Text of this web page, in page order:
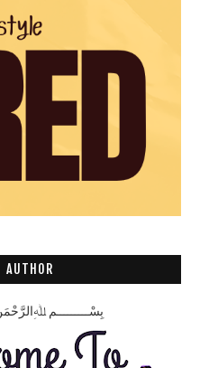
AUTHOR
بِسْـــــــــمِ